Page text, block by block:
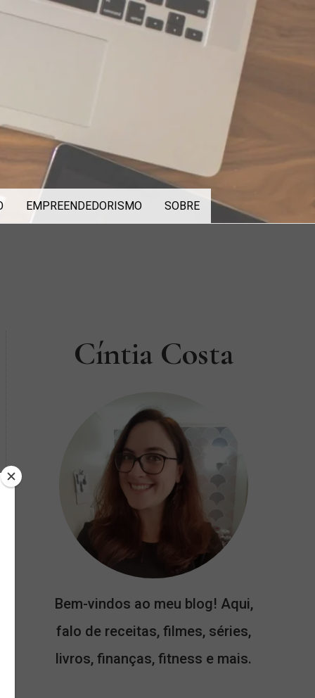
EMPREENDEDORISMO SOBRE
Cíntia Costa
Bem-vindos ao meu blog! Aqui,
falo de receitas, filmes, séries,
livros, finanças, fitness e mais.